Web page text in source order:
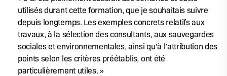
utilisés durant cette formation, que je souhaitais suivre
depuis longtemps. Les exemples concrets relatifs aux
travaux, à la sélection des consultants, aux sauvegardes
sociales et environnementales, ainsi qu’à l’attribution des
points selon les critères préétablis, ont été
particulièrement utiles. »